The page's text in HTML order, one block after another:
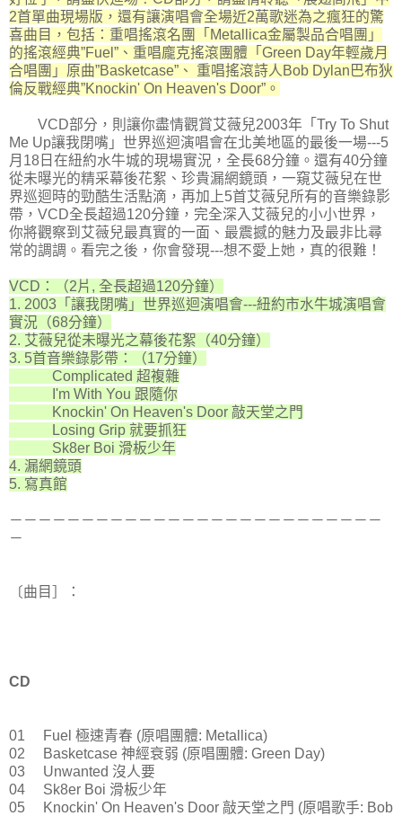
2首單曲現場版，還有讓演唱會全場近2萬歌迷為之瘋狂的驚
喜曲目，包括：重唱搖滾名團「Metallica金屬製品合唱團」
的搖滾經典”Fuel”、重唱龐克搖滾團體「Green Day年輕歲月
合唱團」原曲”Basketcase”、 重唱搖滾詩人Bob Dylan巴布狄
倫反戰經典”Knockin' On Heaven's Door”。
VCD部分，則讓你盡情觀賞艾薇兒2003年「Try To Shut
Me Up讓我閉嘴」世界巡迴演唱會在北美地區的最後一場---5
月18日在紐約水牛城的現場實況，全長68分鐘。還有40分鐘
從未曝光的精采幕後花絮、珍貴漏網鏡頭，一窺艾薇兒在世
界巡迴時的勁酷生活點滴，再加上5首艾薇兒所有的音樂錄影
帶，VCD全長超過120分鐘，完全深入艾薇兒的小小世界，
你將觀察到艾薇兒最真實的一面、最震撼的魅力及最非比尋
常的調調。看完之後，你會發現---想不愛上她，真的很難！
VCD：（2片, 全長超過120分鐘）
1. 2003「讓我閉嘴」世界巡迴演唱會---紐約市水牛城演唱會
實況（68分鐘）
2. 艾薇兒從未曝光之幕後花絮（40分鐘）
3. 5首音樂錄影帶：（17分鐘）
Complicated 超複雜
I'm With You 跟隨你
Knockin' On Heaven's Door 敲天堂之門
Losing Grip 就要抓狂
Sk8er Boi 滑板少年
4. 漏網鏡頭
5. 寫真館
－－－－－－－－－－－－－－－－－－－－－－－－－－
－
〔曲目］：
CD
01 Fuel 極速青春 (原唱團體: Metallica)
02 Basketcase 神經衰弱 (原唱團體: Green Day)
03 Unwanted 沒人要
04 Sk8er Boi 滑板少年
05 Knockin' On Heaven's Door 敲天堂之門 (原唱歌手: Bob